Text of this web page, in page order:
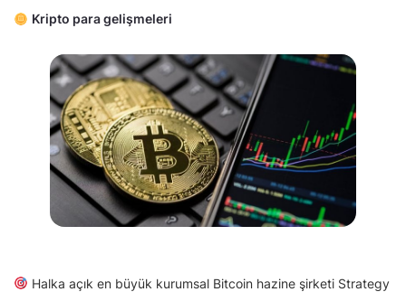
Kripto para gelişmeleri
Halka açık en büyük kurumsal Bitcoin hazine şirketi Strategy